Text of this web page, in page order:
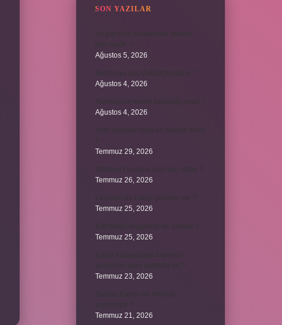
SON YAZILAR
Ağustos 5, 2026
Ağustos 4, 2026
Ağustos 4, 2026
Temmuz 29, 2026
Temmuz 26, 2026
Temmuz 25, 2026
Temmuz 25, 2026
Temmuz 23, 2026
Temmuz 21, 2026